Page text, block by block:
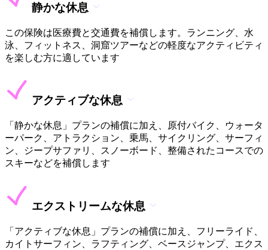
静かな休息
この保険は医療費と交通費を補償します。ランニング、水
泳、フィットネス、洞窟ツアーなどの軽度なアクティビティ
を楽しむ方に適しています
アクティブな休息
「静かな休息」プランの補償に加え、原付バイク、ウォータ
ーパーク、アトラクション、乗馬、サイクリング、サーフィ
ン、ジープサファリ、スノーボード、整備されたコースでの
スキーなどを補償します
エクストリームな休息
「アクティブな休息」プランの補償に加え、フリーライド、
カイトサーフィン、ラフティング、ベースジャンプ、エクス